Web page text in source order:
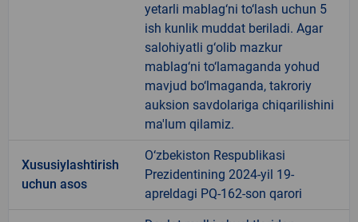
yetarli mablag‘ni to‘lash uchun 5
ish kunlik muddat beriladi. Agar
salohiyatli g‘olib mazkur
mablag‘ni to‘lamaganda yohud
mavjud bo‘lmaganda, takroriy
auksion savdolariga chiqarilishini
ma'lum qilamiz.
Xususiylashtirish
uchun asos
O‘zbekiston Respublikasi
Prezidentining 2024-yil 19-
apreldagi PQ-162-son qarori